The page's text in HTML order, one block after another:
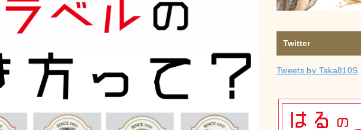
Twitter
Tweets by Taka810S